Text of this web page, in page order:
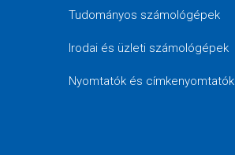
Tudományos számológépek
Irodai és üzleti számológépek
Nyomtatók és címkenyomtatók